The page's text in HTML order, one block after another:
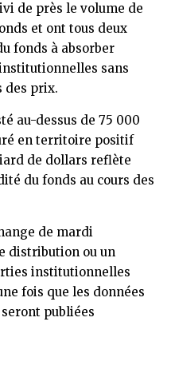
de près le volume de
et ont tous deux
fonds à absorber
sans
des prix.
au-dessus de 75 000
en territoire positif
de dollars reflète
du fonds au cours des
de mardi
distribution ou un
institutionnelles
fois que les données
publiées